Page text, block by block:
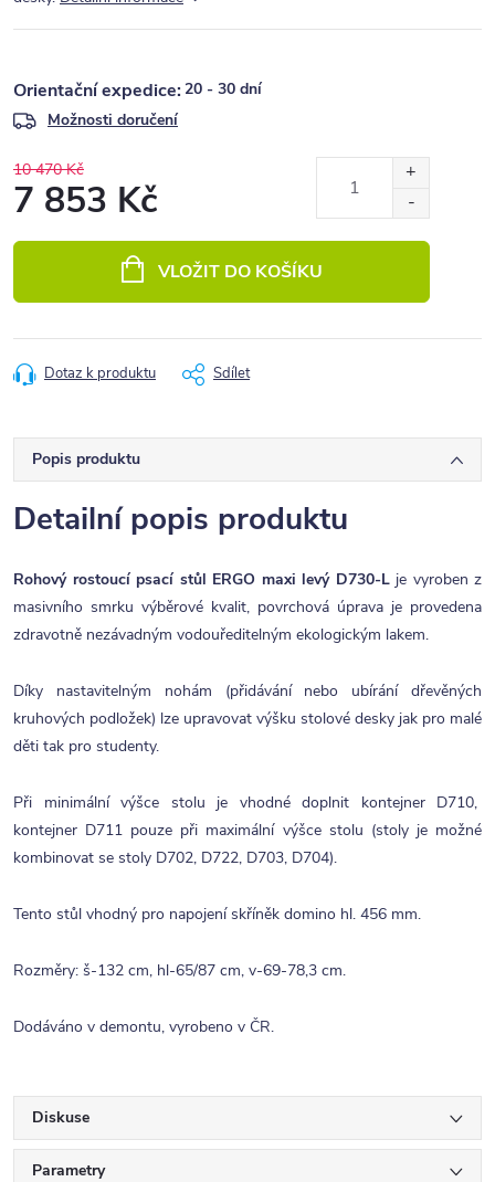
20 - 30 dní
Možnosti doručení
10 470 Kč
7 853 Kč
VLOŽIT DO KOŠÍKU
Dotaz k produktu Sdílet
Popis produktu
Detailní popis produktu
Rohový rostoucí psací stůl ERGO maxi levý D730-L je vyroben z
masivního smrku výběrové kvalit, povrchová úprava je provedena
zdravotně nezávadným vodouředitelným ekologickým lakem.
Díky nastavitelným nohám (přidávání nebo ubírání dřevěných
kruhových podložek) lze upravovat výšku stolové desky jak pro malé
děti tak pro studenty.
Při minimální výšce stolu je vhodné doplnit kontejner D710,
kontejner D711 pouze při maximální výšce stolu (stoly je možné
kombinovat se stoly D702, D722, D703, D704).
Tento stůl vhodný pro napojení skříněk domino hl. 456 mm.
Rozměry: š-132 cm, hl-65/87 cm, v-69-78,3 cm.
Dodáváno v demontu, vyrobeno v ČR.
Diskuse
Parametry